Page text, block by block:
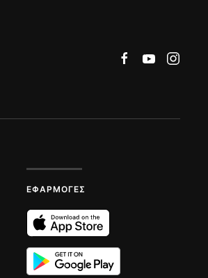
ΕΦΑΡΜΟΓΈΣ